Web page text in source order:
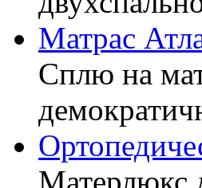
Матрас
Сплю на
Матерлюкс